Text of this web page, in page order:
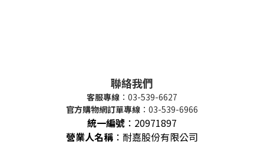
聯絡我們
客服專線 ：03-539-6627
官方購物網訂單專線 ：03-539-6966
統一編號 ： 20971897
營業人名稱 ：耐嘉股份有限公司